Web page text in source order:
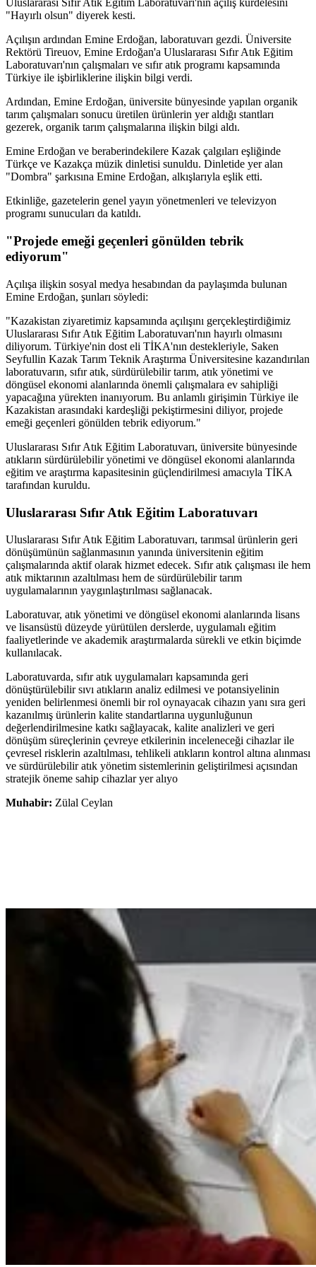
Uluslararası Sıfır Atık Eğitim Laboratuvarı'nın açılış kurdelesini
"Hayırlı olsun" diyerek kesti.
Açılışın ardından Emine Erdoğan, laboratuvarı gezdi. Üniversite
Rektörü Tireuov, Emine Erdoğan'a Uluslararası Sıfır Atık Eğitim
Laboratuvarı'nın çalışmaları ve sıfır atık programı kapsamında
Türkiye ile işbirliklerine ilişkin bilgi verdi.
Ardından, Emine Erdoğan, üniversite bünyesinde yapılan organik
tarım çalışmaları sonucu üretilen ürünlerin yer aldığı stantları
gezerek, organik tarım çalışmalarına ilişkin bilgi aldı.
Emine Erdoğan ve beraberindekilere Kazak çalgıları eşliğinde
Türkçe ve Kazakça müzik dinletisi sunuldu. Dinletide yer alan
"Dombra" şarkısına Emine Erdoğan, alkışlarıyla eşlik etti.
Etkinliğe, gazetelerin genel yayın yönetmenleri ve televizyon
programı sunucuları da katıldı.
"Projede emeği geçenleri gönülden tebrik
ediyorum"
Açılışa ilişkin sosyal medya hesabından da paylaşımda bulunan
Emine Erdoğan, şunları söyledi:
"Kazakistan ziyaretimiz kapsamında açılışını gerçekleştirdiğimiz
Uluslararası Sıfır Atık Eğitim Laboratuvarı'nın hayırlı olmasını
diliyorum. Türkiye'nin dost eli TİKA'nın destekleriyle, Saken
Seyfullin Kazak Tarım Teknik Araştırma Üniversitesine kazandırılan
laboratuvarın, sıfır atık, sürdürülebilir tarım, atık yönetimi ve
döngüsel ekonomi alanlarında önemli çalışmalara ev sahipliği
yapacağına yürekten inanıyorum. Bu anlamlı girişimin Türkiye ile
Kazakistan arasındaki kardeşliği pekiştirmesini diliyor, projede
emeği geçenleri gönülden tebrik ediyorum."
Uluslararası Sıfır Atık Eğitim Laboratuvarı, üniversite bünyesinde
atıkların sürdürülebilir yönetimi ve döngüsel ekonomi alanlarında
eğitim ve araştırma kapasitesinin güçlendirilmesi amacıyla TİKA
tarafından kuruldu.
Uluslararası Sıfır Atık Eğitim Laboratuvarı
Uluslararası Sıfır Atık Eğitim Laboratuvarı, tarımsal ürünlerin geri
dönüşümünün sağlanmasının yanında üniversitenin eğitim
çalışmalarında aktif olarak hizmet edecek. Sıfır atık çalışması ile hem
atık miktarının azaltılması hem de sürdürülebilir tarım
uygulamalarının yaygınlaştırılması sağlanacak.
Laboratuvar, atık yönetimi ve döngüsel ekonomi alanlarında lisans
ve lisansüstü düzeyde yürütülen derslerde, uygulamalı eğitim
faaliyetlerinde ve akademik araştırmalarda sürekli ve etkin biçimde
kullanılacak.
Laboratuvarda, sıfır atık uygulamaları kapsamında geri
dönüştürülebilir sıvı atıkların analiz edilmesi ve potansiyelinin
yeniden belirlenmesi önemli bir rol oynayacak cihazın yanı sıra geri
kazanılmış ürünlerin kalite standartlarına uygunluğunun
değerlendirilmesine katkı sağlayacak, kalite analizleri ve geri
dönüşüm süreçlerinin çevreye etkilerinin inceleneceği cihazlar ile
çevresel risklerin azaltılması, tehlikeli atıkların kontrol altına alınması
ve sürdürülebilir atık yönetim sistemlerinin geliştirilmesi açısından
stratejik öneme sahip cihazlar yer alıyo
Muhabir: Zülal Ceylan